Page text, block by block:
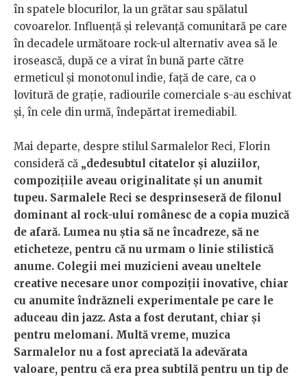
în spatele blocurilor, la un grătar sau spălatul
covoarelor. Influență și relevanță comunitară pe care
în decadele următoare rock-ul alternativ avea să le
irosească, după ce a virat în bună parte către
ermeticul și monotonul indie, față de care, ca o
lovitură de grație, radiourile comerciale s-au eschivat
și, în cele din urmă, îndepărtat iremediabil.
Mai departe, despre stilul Sarmalelor Reci, Florin
consideră că „dedesubtul citatelor și aluziilor,
compozițiile aveau originalitate și un anumit
tupeu. Sarmalele Reci se desprinseseră de filonul
dominant al rock-ului românesc de a copia muzică
de afară. Lumea nu știa să ne încadreze, să ne
eticheteze, pentru că nu urmam o linie stilistică
anume. Colegii mei muzicieni aveau uneltele
creative necesare unor compoziții inovative, chiar
cu anumite îndrăzneli experimentale pe care le
aduceau din jazz. Asta a fost derutant, chiar și
pentru melomani. Multă vreme, muzica
Sarmalelor nu a fost apreciată la adevărata
valoare, pentru că era prea subtilă pentru un tip de